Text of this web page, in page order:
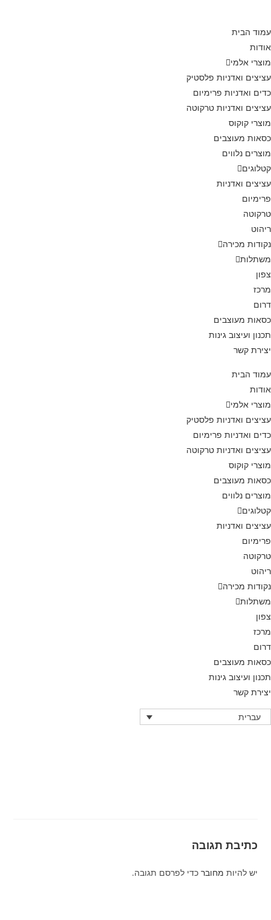
עמוד הבית
אודות
מוצרי אלמי
עציצים ואדניות פלסטיק
כדים ואדניות פרימיום
עציצים ואדניות טרקוטה
מוצרי קוקוס
כסאות מעוצבים
מוצרים נלווים
קטלוגים
עציצים ואדניות
פרימיום
טרקוטה
ריהוט
נקודות מכירה
משתלות
צפון
מרכז
דרום
כסאות מעוצבים
תכנון ועיצוב גינות
יצירת קשר
עמוד הבית
אודות
מוצרי אלמי
עציצים ואדניות פלסטיק
כדים ואדניות פרימיום
עציצים ואדניות טרקוטה
מוצרי קוקוס
כסאות מעוצבים
מוצרים נלווים
קטלוגים
עציצים ואדניות
פרימיום
טרקוטה
ריהוט
נקודות מכירה
משתלות
צפון
מרכז
דרום
כסאות מעוצבים
תכנון ועיצוב גינות
יצירת קשר
עברית
כתיבת תגובה
יש להיות מחובר כדי לפרסם תגובה.